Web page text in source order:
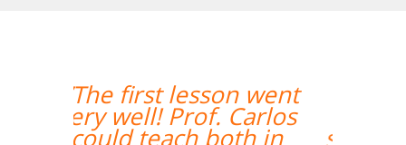
“”Lila está
absolutamente
satisfeita por ter um